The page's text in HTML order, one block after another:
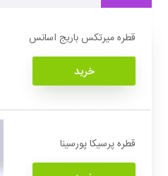
قطره میرتکس باریج اسانس
خرید
قطره پرسیکا پورسینا